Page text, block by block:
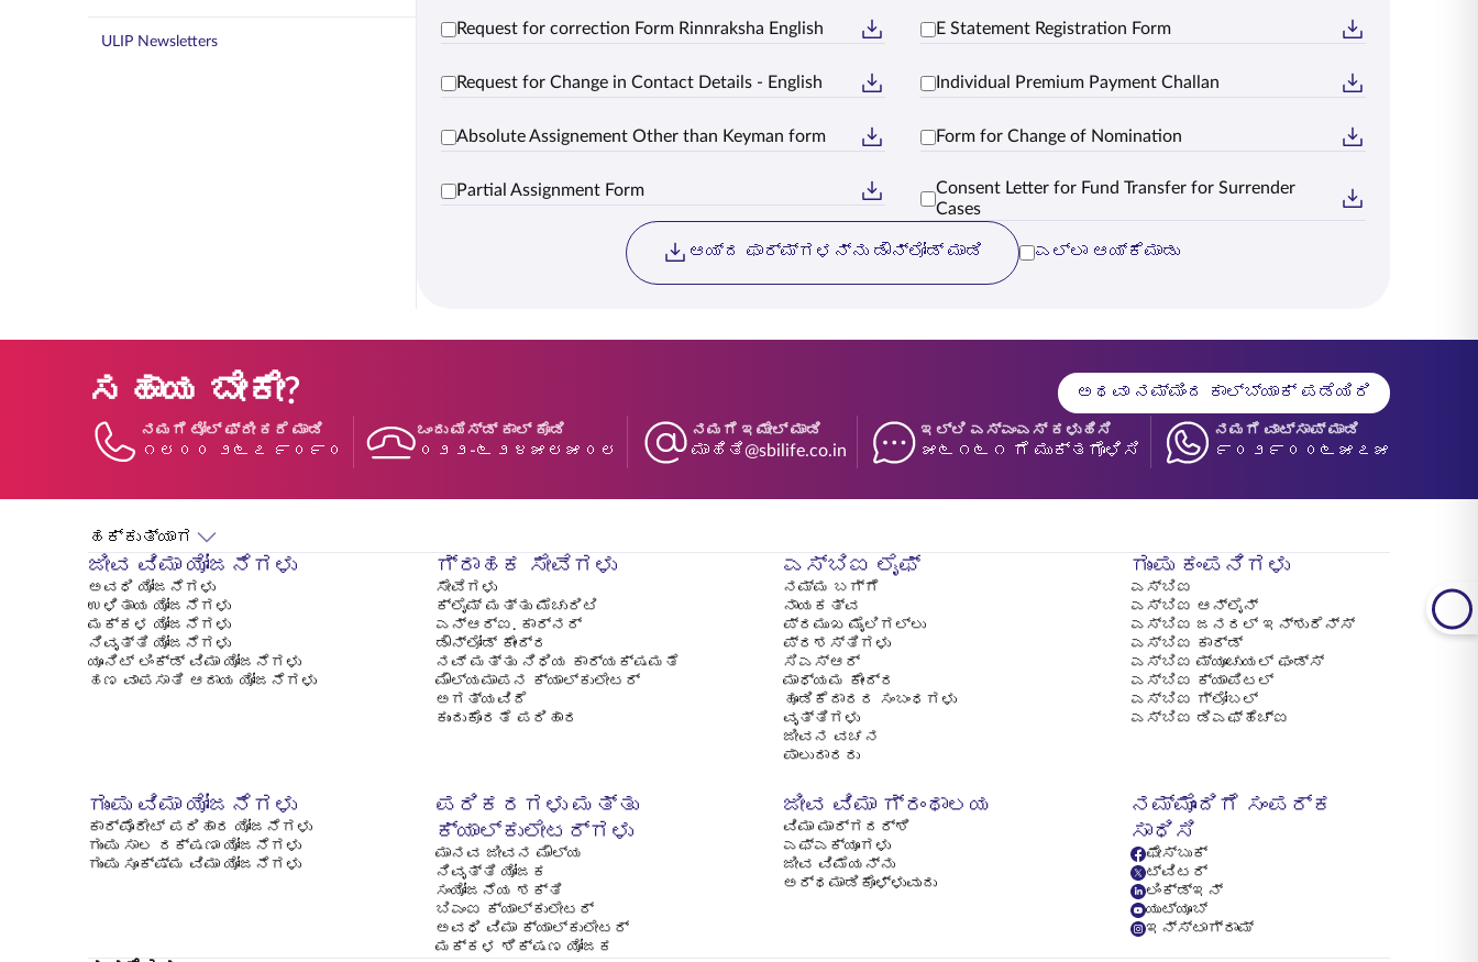
ULIP Newsletters
Request for correction Form Rinnraksha English E Statement Registration Form
Request for Change in Contact Details - English Individual Premium Payment Challan
Absolute Assignement Other than Keyman form Form for Change of Nomination
Partial Assignment Form
Consent Letter for Fund Transfer for Surrender
Cases
ಆಯ್ದ ಫಾರ್ಮ್‌ಗಳನ್ನು ಡೌನ್‌ಲೋಡ್ ಮಾಡಿ ಎಲ್ಲಾ ಆಯ್ಕೆಮಾಡು
ಸಹಾಯ ಬೇಕೇ? ಅಥವಾ ನಮ್ಮಿಂದ ಕಾಲ್‌ಬ್ಯಾಕ್ ಪಡೆಯಿರಿ
ನಮಗೆ ಟೋಲ್ ಫ್ರೀ ಕರೆ ಮಾಡಿ
೧೮೦೦ ೨೬೭ ೯೦೯೦
ಒಂದು ಮಿಸ್ಡ್ ಕಾಲ್ ಕೊಡಿ
೦೨೨-೬೨೪೫೮೫೦೮
ನಮಗೆ ಇಮೇಲ್ ಮಾಡಿ
ಮಾಹಿತಿ@sbilife.co.in
ಇಲ್ಲಿ ಎಸ್‍ಎಂಎಸ್ ಕಳುಹಿಸಿ
೫೬೧೬೧ ಗೆ ಮುಕ್ತಗೊಳಿಸಿ
ನಮಗೆ ವಾಟ್ಸಾಪ್ ಮಾಡಿ
೯೦೨೯೦೦೬೫೭೫
ಹಕ್ಕುತ್ಯಾಗ
ಜೀವ ವಿಮಾ ಯೋಜನೆಗಳು
ಅವಧಿ ಯೋಜನೆಗಳು
ಉಳಿತಾಯ ಯೋಜನೆಗಳು
ಮಕ್ಕಳ ಯೋಜನೆಗಳು
ನಿವೃತ್ತಿ ಯೋಜನೆಗಳು
ಯೂನಿಟ್ ಲಿಂಕ್ಡ್ ವಿಮಾ ಯೋಜನೆಗಳು
ಹಣ ವಾಪಸಾತಿ ಆದಾಯ ಯೋಜನೆಗಳು
ಗ್ರಾಹಕ ಸೇವೆಗಳು
ಸೇವೆಗಳು
ಕ್ಲೈಮ್ ಮತ್ತು ಮೆಚುರಿಟಿ
ಎನ್‍ಆರ್‍ಐ. ಕಾರ್ನರ್
ಡೌನ್‌ಲೋಡ್ ಕೇಂದ್ರ
ನವ್ ಮತ್ತು ನಿಧಿಯ ಕಾರ್ಯಕ್ಷಮತೆ
ಮೌಲ್ಯಮಾಪನ ಕ್ಯಾಲ್ಕುಲೇಟರ್
ಅಗತ್ಯವಿದೆ
ಕುಂದುಕೊರತೆ ಪರಿಹಾರ
ಎಸ್‌ಬಿಐ ಲೈಫ್
ನಮ್ಮ ಬಗ್ಗೆ
ನಾಯಕತ್ವ
ಪ್ರಮುಖ ಮೈಲಿಗಲ್ಲು
ಪ್ರಶಸ್ತಿಗಳು
ಸಿಎಸ್ಆರ್
ಮಾಧ್ಯಮ ಕೇಂದ್ರ
ಹೂಡಿಕೆದಾರರ ಸಂಬಂಧಗಳು
ವೃತ್ತಿಗಳು
ಜೀವನ ವಚನ
ಪಾಲುದಾರರು
ಗುಂಪು ಕಂಪನಿಗಳು
ಎಸ್‌ಬಿಐ
ಎಸ್‌ಬಿಐ ಆನ್‌ಲೈನ್
ಎಸ್‌ಬಿಐ ಜನರಲ್ ಇನ್ಶುರೆನ್ಸ್
ಎಸ್‌ಬಿಐ ಕಾರ್ಡ್
ಎಸ್‌ಬಿಐ ಮ್ಯೂಚುಯಲ್ ಫಂಡ್ಸ್
ಎಸ್‌ಬಿಐ ಕ್ಯಾಪಿಟಲ್
ಎಸ್‌ಬಿಐ ಗ್ಲೋಬಲ್
ಎಸ್‌ಬಿಐ ಡಿಎಫ್‌ಹೆಚ್‌ಐ
ಗುಂಪು ವಿಮಾ ಯೋಜನೆಗಳು
ಕಾರ್ಪೊರೇಟ್ ಪರಿಹಾರ ಯೋಜನೆಗಳು
ಗುಂಪು ಸಾಲ ರಕ್ಷಣಾ ಯೋಜನೆಗಳು
ಗುಂಪು ಸೂಕ್ಷ್ಮ ವಿಮಾ ಯೋಜನೆಗಳು
ಪರಿಕರಗಳು ಮತ್ತು
ಕ್ಯಾಲ್ಕುಲೇಟರ್‌ಗಳು
ಮಾನವ ಜೀವನ ಮೌಲ್ಯ
ನಿವೃತ್ತಿ ಯೋಜಕ
ಸಂಯೋಜನೆಯ ಶಕ್ತಿ
ಬಿಎಂಐ ಕ್ಯಾಲ್ಕುಲೇಟರ್
ಅವಧಿ ವಿಮಾ ಕ್ಯಾಲ್ಕುಲೇಟರ್
ಮಕ್ಕಳ ಶಿಕ್ಷಣ ಯೋಜಕ
ಜೀವ ವಿಮಾ ಗ್ರಂಥಾಲಯ
ವಿಮಾ ಮಾರ್ಗದರ್ಶಿ
ಎಫ್‌ಎಕ್ಯೂಗಳು
ಜೀವ ವಿಮೆಯನ್ನು
ಅರ್ಥಮಾಡಿಕೊಳ್ಳುವುದು
ನಮ್ಮೊಂದಿಗೆ ಸಂಪರ್ಕ
ಸಾಧಿಸಿ
ಫೇಸ್‌ಬುಕ್
ಟ್ವಿಟರ್
ಲಿಂಕ್ಡ್ಇನ್
ಯುಟ್ಯೂಬ್
ಇನ್‍ಸ್ಟಾಗ್ರಾಮ್